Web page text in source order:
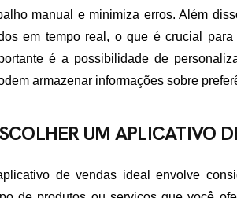
manual e minimiza erros. Além
em tempo real, o que é crucial
é a possibilidade de
armazenar informações sobre
UM APLICATIVO
de vendas ideal envolve